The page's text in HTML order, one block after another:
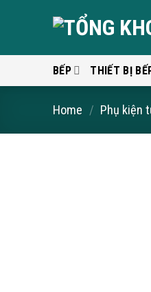
BẾP THIẾT BỊ
Home / Phụ kiện